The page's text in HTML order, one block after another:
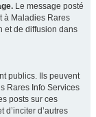
Le message posté
à Maladies Rares
et de diffusion dans
publics. Ils peuvent
Rares Info Services
posts sur ces
d’inciter d’autres